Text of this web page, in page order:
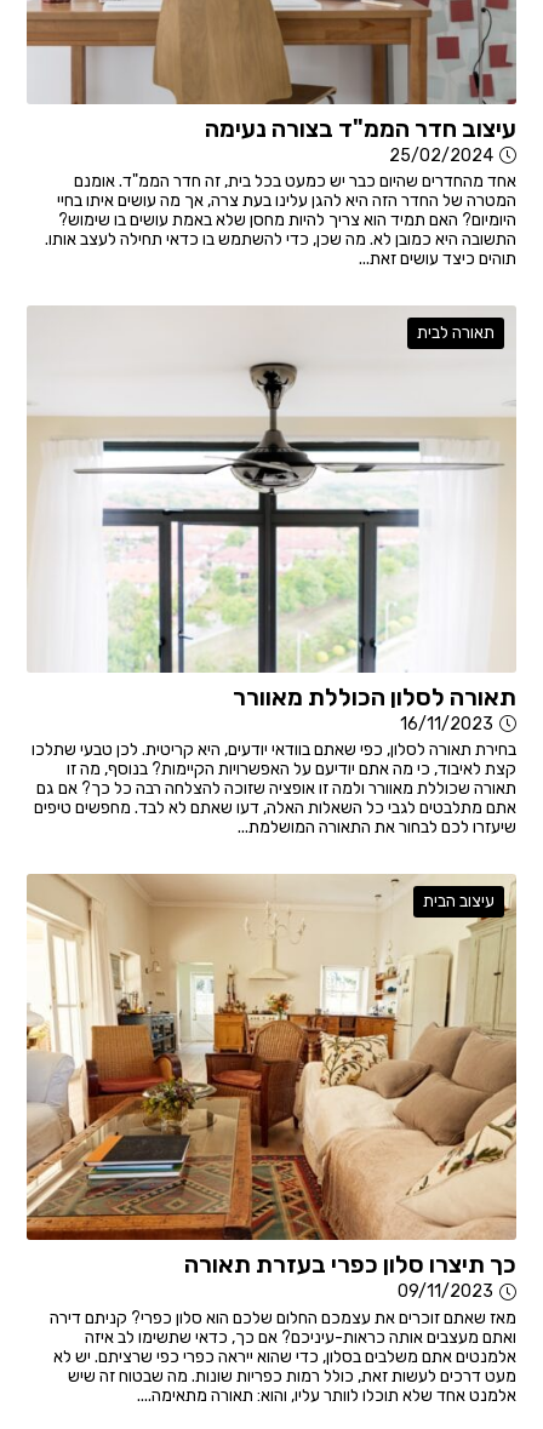
עיצוב חדר הממ"ד בצורה נעימה
25/02/2024
אחד מהחדרים שהיום כבר יש כמעט בכל בית, זה חדר הממ"ד. אומנם
המטרה של החדר הזה היא להגן עלינו בעת צרה, אך מה עושים איתו בחיי
היומיום? האם תמיד הוא צריך להיות מחסן שלא באמת עושים בו שימוש?
התשובה היא כמובן לא. מה שכן, כדי להשתמש בו כדאי תחילה לעצב אותו.
תוהים כיצד עושים זאת...
תאורה לבית
תאורה לסלון הכוללת מאוורר
16/11/2023
בחירת תאורה לסלון, כפי שאתם בוודאי יודעים, היא קריטית. לכן טבעי שתלכו
קצת לאיבוד, כי מה אתם יודיעם על האפשרויות הקיימות? בנוסף, מה זו
תאורה שכוללת מאוורר ולמה זו אופציה שזוכה להצלחה רבה כל כך? אם גם
אתם מתלבטים לגבי כל השאלות האלה, דעו שאתם לא לבד. מחפשים טיפים
שיעזרו לכם לבחור את התאורה המושלמת...
עיצוב הבית
כך תיצרו סלון כפרי בעזרת תאורה
09/11/2023
מאז שאתם זוכרים את עצמכם החלום שלכם הוא סלון כפרי? קניתם דירה
ואתם מעצבים אותה כראות-עיניכם? אם כך, כדאי שתשימו לב איזה
אלמנטים אתם משלבים בסלון, כדי שהוא ייראה כפרי כפי שרציתם. יש לא
מעט דרכים לעשות זאת, כולל רמות כפריות שונות. מה שבטוח זה שיש
אלמנט אחד שלא תוכלו לוותר עליו, והוא: תאורה מתאימה....